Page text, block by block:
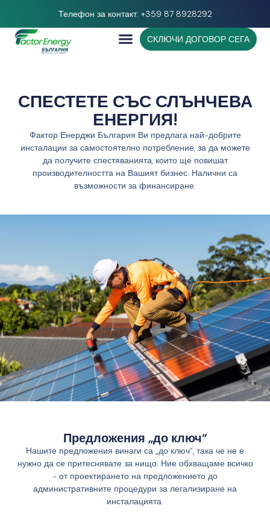
Телефон за контакт: +359 87 8928292
СКЛЮЧИ ДОГОВОР СЕГА
СПЕСТЕТЕ СЪС СЛЪНЧЕВА
ЕНЕРГИЯ!
Фактор Енерджи България Ви предлага най-добрите
инсталации за самостоятелно потребление, за да можете
да получите спестяванията, които ще повишат
производителността на Вашият бизнес. Налични са
възможности за финансиране.
Предложения „до ключ“
Нашите предложения винаги са „до ключ“, така че не е
нужно да се притеснявате за нищо. Ние обхващаме всичко
- от проектирането на предложението до
административните процедури за легализиране на
инсталацията.